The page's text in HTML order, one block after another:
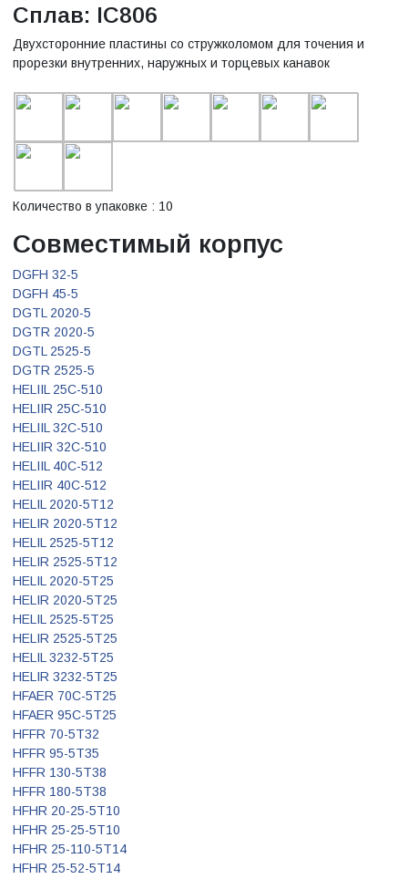
Сплав: IC806
Двухсторонние пластины со стружколомом для точения и
прорезки внутренних, наружных и торцевых канавок
Количество в упаковке : 10
Совместимый корпус
DGFH 32-5
DGFH 45-5
DGTL 2020-5
DGTR 2020-5
DGTL 2525-5
DGTR 2525-5
HELIIL 25C-510
HELIIR 25C-510
HELIIL 32C-510
HELIIR 32C-510
HELIIL 40C-512
HELIIR 40C-512
HELIL 2020-5T12
HELIR 2020-5T12
HELIL 2525-5T12
HELIR 2525-5T12
HELIL 2020-5T25
HELIR 2020-5T25
HELIL 2525-5T25
HELIR 2525-5T25
HELIL 3232-5T25
HELIR 3232-5T25
HFAER 70C-5T25
HFAER 95C-5T25
HFFR 70-5T32
HFFR 95-5T35
HFFR 130-5T38
HFFR 180-5T38
HFHR 20-25-5T10
HFHR 25-25-5T10
HFHR 25-110-5T14
HFHR 25-52-5T14